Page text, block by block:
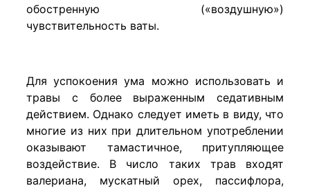
обостренную («воздушную»)
чувствительность ваты.
Для успокоения ума можно использовать и
травы с более выраженным седативным
действием. Однако следует иметь в виду, что
многие из них при длительном употреблении
оказывают тамастичное, притупляющее
воздействие. В число таких трав входят
валериана, мускатный орех, пассифлора,